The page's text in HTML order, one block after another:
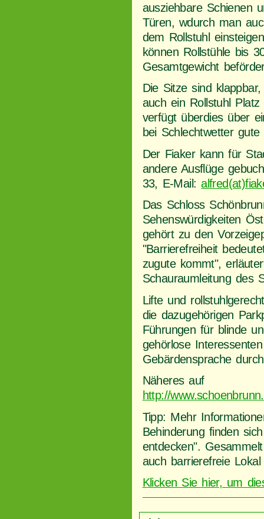
ausziehbare Schienen
Türen, wdurch man
dem Rollstuhl
können Rollstühle bis
Gesamtgewicht
Die Sitze sind
auch ein Rollstuhl
verfügt überdies über
bei Schlechtwetter
Der Fiaker kann für
andere Ausflüge
33, E-Mail:
Das Schloss
Sehenswürdigkeiten
gehört zu den
"Barrierefreiheit
zugute kommt",
Schauraumleitung des
Lifte und
die dazugehörigen
Führungen für blinde
gehörlose
Gebärdensprache
Näheres auf
http://
Tipp: Mehr
Behinderung finden
entdecken".
auch barrierefreie
Klicken Sie hier, um